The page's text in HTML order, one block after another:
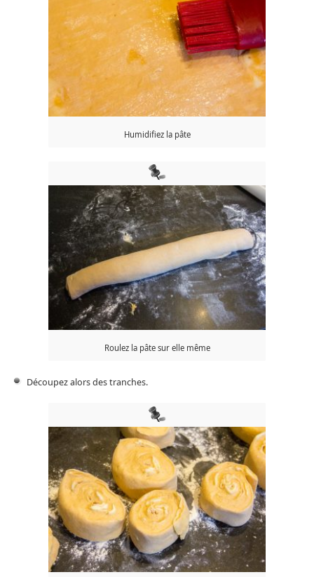
Humidifiez la pâte
Roulez la pâte sur elle même
Découpez alors des tranches.